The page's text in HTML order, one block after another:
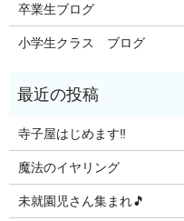
卒業生ブログ
小学生クラス ブログ
寺子屋はじめます‼️
魔法のイヤリング
未就園児さん集まれ🎵